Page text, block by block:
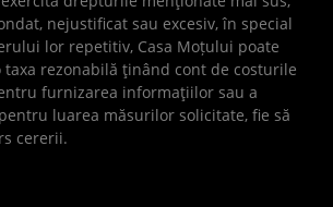
nejustificat sau excesiv, în special
lor repetitiv, Casa Moțului poate
taxa rezonabilă ţinând cont de costurile
furnizarea informaţiilor sau a
luarea măsurilor solicitate, fie să
cererii.